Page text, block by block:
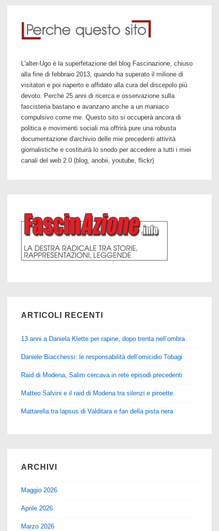
L'alter-Ugo è la superfetazione del blog Fascinazione, chiuso
alla fine di febbraio 2013, quando ha superato il milione di
visitatori e poi riaperto e affidato alla cura del discepolo più
devoto. Perché 25 anni di ricerca e osservazione sulla
fascisteria bastano e avanzano anche a un maniaco
compulsivo come me. Questo sito si occuperà ancora di
politica e movimenti sociali ma offrirà pure una robusta
documentazione d'archivio delle mie precedenti attività
giornalistiche e costituirà lo snodo per accedere a tutti i miei
canali del web 2.0 (blog, anobii, youtube, flickr)
ARTICOLI RECENTI
13 anni a Daniela Klette per rapine, dopo trenta nell’ombra
Daniele Biacchessi: le responsabilità dell’omicidio Tobagi
Raid di Modena, Salim cercava in rete episodi precedenti
Matteo Salvini e il raid di Modena tra silenzi e piroette
Mattarella tra lapsus di Valditara e fan della pista nera
ARCHIVI
Maggio 2026
Aprile 2026
Marzo 2026